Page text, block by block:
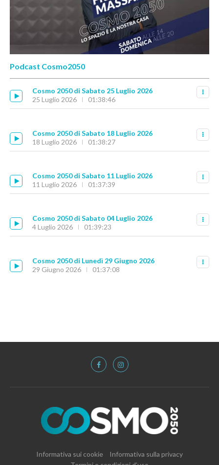
Podcast Cosmo2050
Cosmo 2050 di Sabato 25 Luglio 2026
25 Luglio 2026
01:38:46
Cosmo 2050 di Sabato 18 Luglio 2026
18 Luglio 2026
01:38:27
Cosmo 2050 di Sabato 11 Luglio 2026
11 Luglio 2026
01:37:39
Cosmo 2050 di Sabato 04 Luglio 2026
4 Luglio 2026
01:39:23
Cosmo 2050 di Lunedì 29 Giugno 2026
29 Giugno 2026
01:37:08
Informativa sui cookie
Informativa sulla privacy